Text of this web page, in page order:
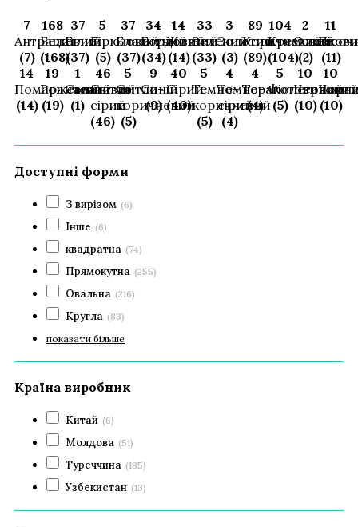
7
Антрацит
(7)
168
Бежевий
(168)
37
Білий
(37)
5
Бірюзовий
(5)
37
Блакитний
(37)
34
Бордовий
(34)
14
Жовтий
(14)
33
Зелений
(33)
3
Золотий
(3)
89
Коричневий
(89)
104
Кремовий
(104)
2
(2)
11
(11)
14
Помаранчевий
(14)
19
Рожевий
(19)
1
Салатовий
(1)
46
Світло
сірий
(46)
5
Світло-
коричневий
(5)
9
Синій
(9)
40
Сірий
(40)
5
Темно-
коричневий
(5)
4
Темно-
сірий
(4)
4
Теракотовий
(4)
5
Фіолетовий
(5)
10
Червоний
(10)
10
(10)
Доступні форми
З вирізом (6)
Інше (6)
квадратна (74)
Прямокутна (255)
Овальна (216)
Кругла (83)
показати більше
Країна виробник
Китай (6)
Молдова (51)
Туреччина (185)
Узбекистан (13)